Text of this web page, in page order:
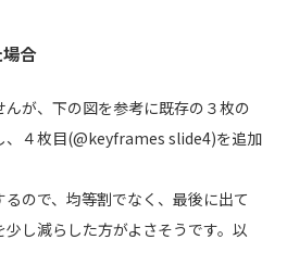
合
が、下の図を参考に既存の３枚の
、４枚目(@keyframes slide4)を追加
ので、均等割でなく、最後に出て
し減らした方がよさそうです。以